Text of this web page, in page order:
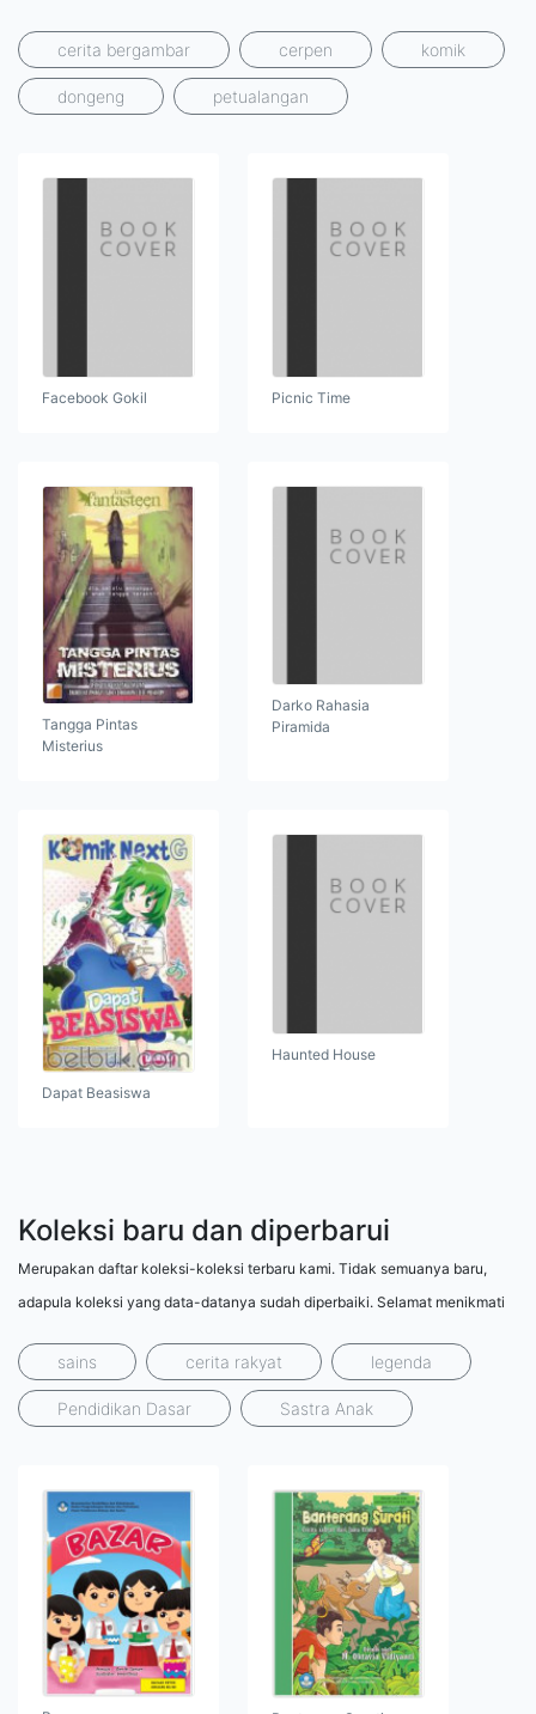
cerita bergambar cerpen komik
dongeng petualangan
Facebook Gokil Picnic Time
Tangga Pintas
Misterius
Darko Rahasia
Piramida
Dapat Beasiswa
Haunted House
Koleksi baru dan diperbarui
Merupakan daftar koleksi-koleksi terbaru kami. Tidak semuanya baru,
adapula koleksi yang data-datanya sudah diperbaiki. Selamat menikmati
sains cerita rakyat legenda
Pendidikan Dasar Sastra Anak